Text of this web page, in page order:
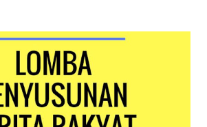
administrasi sekolah, ditandatangani
dibubuhi cap. Berikut ini merupakan
siswa yang belum ditandatangani
dibubuhi cap. Contoh surat
belum dibubuhi cap sekolah dan